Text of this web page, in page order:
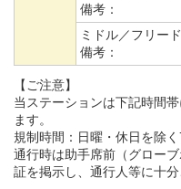
備考：
ミドル／フリード
備考：
【ご注意】
当ステーションは下記時間
ます。
規制時間：日曜・休日を除
通行時は助手席前（グロー
証を掲示し、通行人等に十